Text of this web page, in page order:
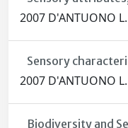
2007 D'ANTUONO
Sensory
2007 D'ANTUONO
Biodiversity and